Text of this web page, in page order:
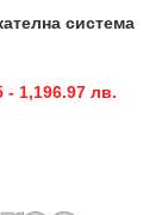
система
- 1,196.97 лв.